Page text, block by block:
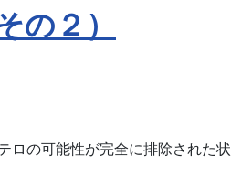
２）
の可能性が完全に排除された